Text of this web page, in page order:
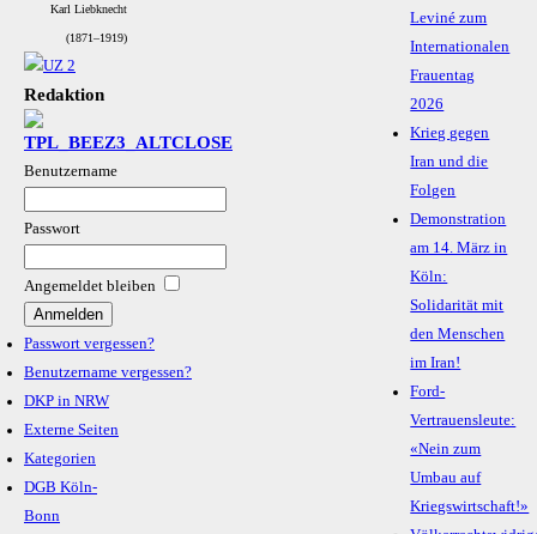
Karl Liebknecht
(1871–1919)
Redaktion
Benutzername
Passwort
Angemeldet bleiben
Passwort vergessen?
Benutzername vergessen?
DKP in NRW
Externe Seiten
Kategorien
DGB Köln-
Bonn
Leviné zum
Internationalen
Frauentag
2026
Krieg gegen
Iran und die
Folgen
Demonstration
am 14. März in
Köln:
Solidarität mit
den Menschen
im Iran!
Ford-
Vertrauensleute:
«Nein zum
Umbau auf
Kriegswirtschaft!»